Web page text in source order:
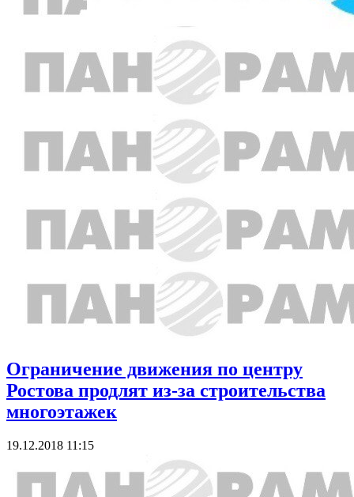
Ограничение движения по центру
Ростова продлят из-за строительства
многоэтажек
19.12.2018 11:15